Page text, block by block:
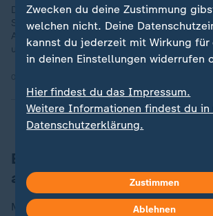
Der Angriff auf den Iran sorgt auch in
Spannungen. Sicherheitsbehörden warnen
Anschlagsrisiko gegen jüdische und
und erhöhen den Schutz.
Eva Umlauf: Juden wird
an allem gegeben
Markus Lanz wies darauf hin, dass er
Zwecken du deine Zustimmung
welchen nicht. Deine
kannst du jederzeit mit Wirkung für
in deinen Einstellungen widerrufen
Hier findest du das Impressum.
Weitere Informationen findest du in
Datenschutzerklärung.
Zustimmen
Ablehnen